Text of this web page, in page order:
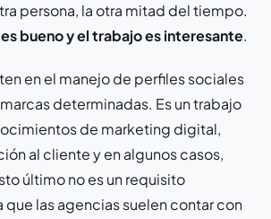
persona, la otra mitad del tiempo.
bueno y el trabajo es interesante.
en el manejo de perfiles sociales
determinadas. Es un trabajo
de marketing digital,
al cliente y en algunos casos,
último no es un requisito
que las agencias suelen contar con